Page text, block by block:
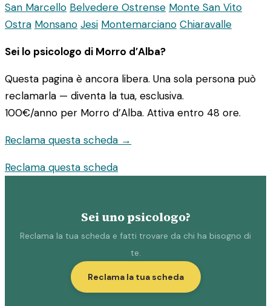
San Marcello Belvedere Ostrense Monte San Vito
Ostra Monsano Jesi Montemarciano Chiaravalle
Sei lo psicologo di Morro d’Alba?
Questa pagina è ancora libera. Una sola persona può
reclamarla — diventa la tua, esclusiva.
100€/anno per Morro d’Alba. Attiva entro 48 ore.
Reclama questa scheda →
Reclama questa scheda
Sei uno psicologo?
Reclama la tua scheda e fatti trovare da chi ha bisogno di
te.
Reclama la tua scheda